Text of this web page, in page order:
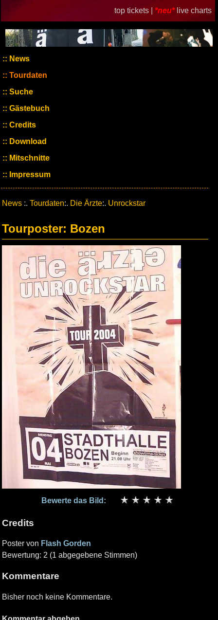
top tickets | *neu* live charts
News
Tourdaten
Suche
Gästebuch
Credits
Download
Mitschnitte
Impressum
News :. Tourdaten:. Die Ärzte:. Unrockstar
Tourposter: Bozen
Bewerte das Bild:
Credits
Poster von Flash Gorden
Bewertung: 2 (1 abgegebene Stimmen)
Kommentare
Bisher noch keine Kommentare.